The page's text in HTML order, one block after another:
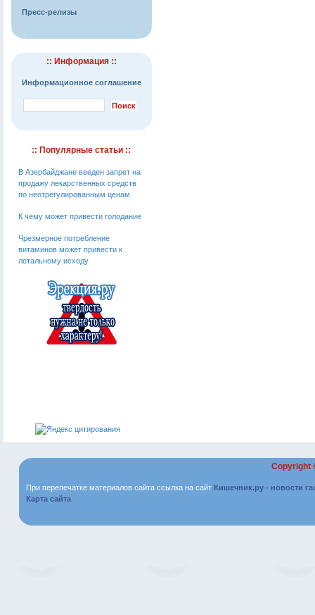
Пресс-релизы
:: Информация ::
Информационное соглашение
:: Популярные статьи ::
В Азербайджане введен запрет на
продажу лекарственных средств
по неотрегулированным ценам
К чему может привести голодание
Чрезмерное потребление
витаминов может привести к
летальному исходу
Copyright
При перепечатке материалов сайта ссылка на сайт Кишечник.ру - новости
Карта сайта